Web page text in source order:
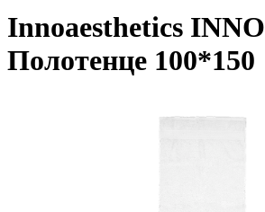
Innoaesthetics INNO
Полотенце 100*150